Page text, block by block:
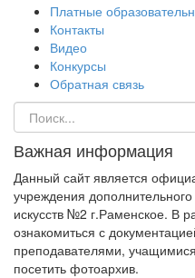
Платные
Контакты
Видео
Конкурсы
Обратная связь
Важная информация
Данный сайт является
учреждения
искусств №2 г.Раменское. В
ознакомиться с
преподавателями,
посетить фотоархив.